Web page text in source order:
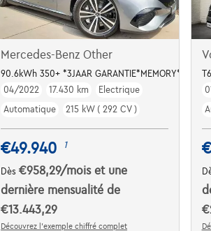
Mercedes-Benz Other
90.6kWh 350+ *3JAAR
04/2022
17.430 km
Electrique
Automatique
215 kW ( 292 CV )
€49.940 1
Dès€958,29/moiset une
dernière mensualité de
€13.443,29
Découvrez l’exemple chiffré complet